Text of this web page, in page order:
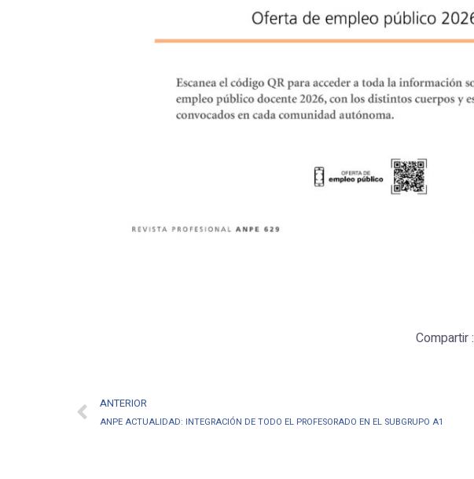
Compartir :
ANTERIOR
ANPE ACTUALIDAD: INTEGRACIÓN DE TODO EL PROFESORADO EN EL SUBGRUPO A1